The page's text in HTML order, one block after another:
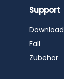
Support
Download
Fall
Zubehör